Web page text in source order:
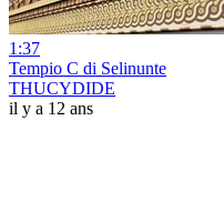
1:37
Tempio C di Selinunte
THUCYDIDE
il y a 12 ans